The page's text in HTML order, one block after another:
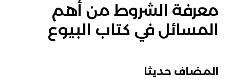
معرفة الشروط من أهم
المسائل في كتاب البيوع
المضاف حديثا